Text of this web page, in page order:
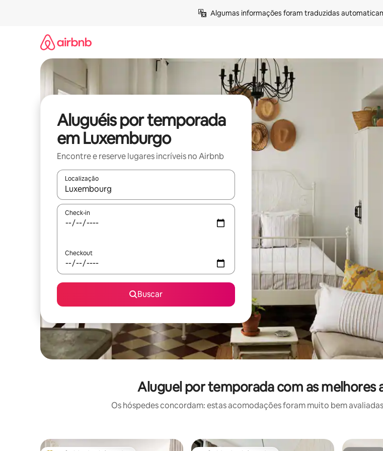
Algumas informações foram traduzidas
Aluguéis por temporada
em Luxemburgo
Encontre e reserve lugares incríveis no Airbnb
Localização
Quando os resultados estiverem disponíveis, explore-os usando as seta para cima e para baixo
Check-in
Checkout
Buscar
Aluguel por temporada com as melhores
Os hóspedes concordam: estas acomodações foram muito bem